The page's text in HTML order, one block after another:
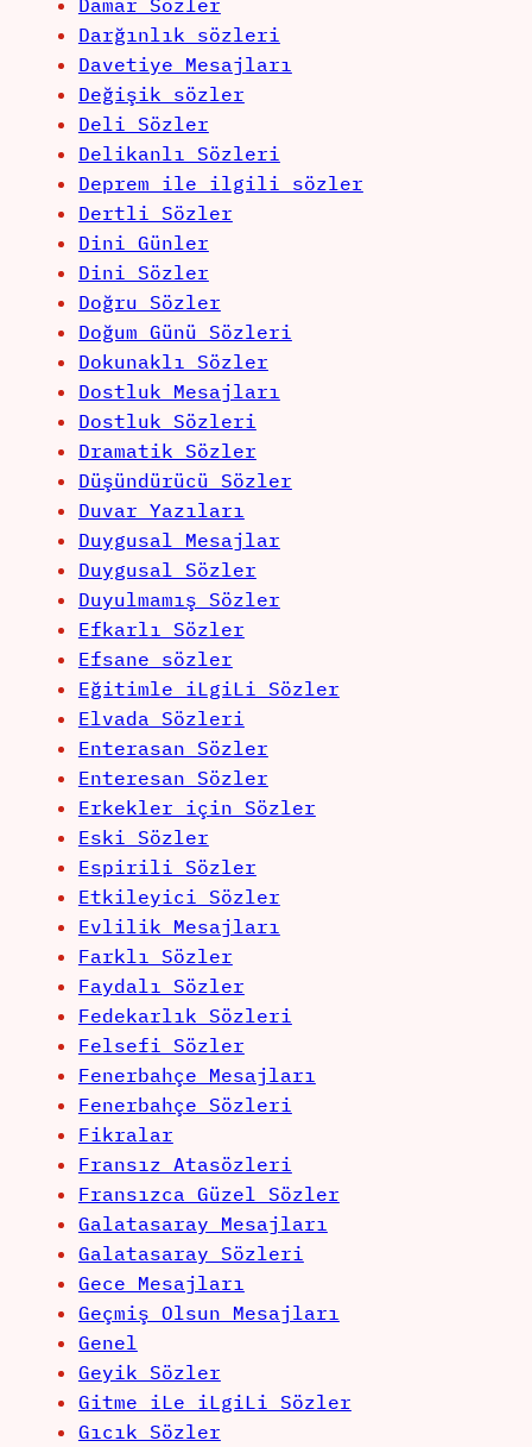
Damar Sözler
Darğınlık sözleri
Davetiye Mesajları
Değişik sözler
Deli Sözler
Delikanlı Sözleri
Deprem ile ilgili sözler
Dertli Sözler
Dini Günler
Dini Sözler
Doğru Sözler
Doğum Günü Sözleri
Dokunaklı Sözler
Dostluk Mesajları
Dostluk Sözleri
Dramatik Sözler
Düşündürücü Sözler
Duvar Yazıları
Duygusal Mesajlar
Duygusal Sözler
Duyulmamış Sözler
Efkarlı Sözler
Efsane sözler
Eğitimle iLgiLi Sözler
Elvada Sözleri
Enterasan Sözler
Enteresan Sözler
Erkekler için Sözler
Eski Sözler
Espirili Sözler
Etkileyici Sözler
Evlilik Mesajları
Farklı Sözler
Faydalı Sözler
Fedekarlık Sözleri
Felsefi Sözler
Fenerbahçe Mesajları
Fenerbahçe Sözleri
Fikralar
Fransız Atasözleri
Fransızca Güzel Sözler
Galatasaray Mesajları
Galatasaray Sözleri
Gece Mesajları
Geçmiş Olsun Mesajları
Genel
Geyik Sözler
Gitme iLe iLgiLi Sözler
Gıcık Sözler